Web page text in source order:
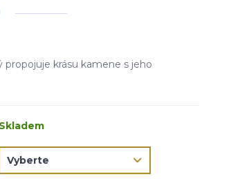
krásu kamene s jeho
Skladem